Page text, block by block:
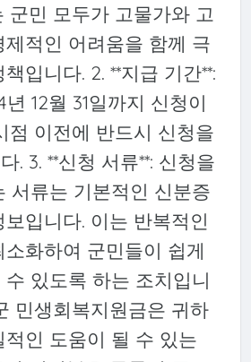
군민 모두가 고물가와 고
적인 어려움을 함께 극
입니다. 2. **지급 기간**:
12월 31일까지 신청이
점 이전에 반드시 신청을
. 3. **신청 서류**: 신청을
서류는 기본적인 신분증
입니다. 이는 반복적인
화하여 군민들이 쉽게
있도록 하는 조치입니
민생회복지원금은 귀하
인 도움이 될 수 있는